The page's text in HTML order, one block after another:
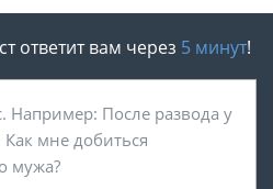
ответит вам через 5 минут!